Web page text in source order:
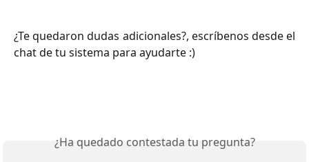
¿Te quedaron dudas adicionales?, escríbenos desde el
chat de tu sistema para ayudarte :)
¿Ha quedado contestada tu pregunta?